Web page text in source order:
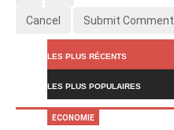
Cancel Submit Comment
LES PLUS RÉCENTS
LES PLUS POPULAIRES
ECONOMIE